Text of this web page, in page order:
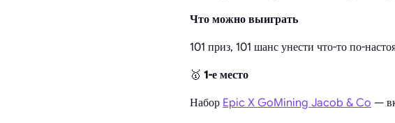
Что можно выиграть
101 приз, 101 шанс унести что-то по-
🥇 1-е место
Набор Epic X GoMining Jacob & Co —